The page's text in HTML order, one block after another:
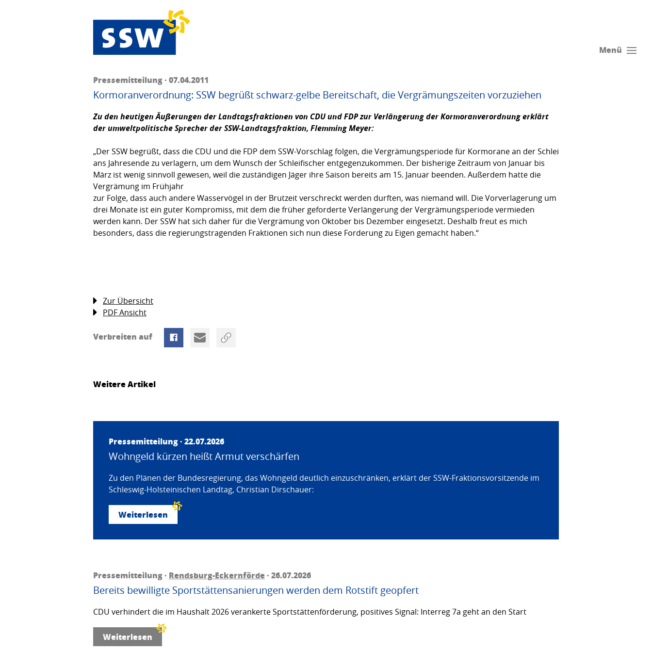
Menü
Pressemitteilung · 07.04.2011
Kormoranverordnung: SSW begrüßt schwarz-gelbe Bereitschaft, die Vergrämungszeiten vorzuziehen
Zu den heutigen Äußerungen der Landtagsfraktionen von CDU und FDP zur Verlängerung der Kormoranverordnung erklärt
der umweltpolitische Sprecher der SSW-Landtagsfraktion, Flemming Meyer:
„Der SSW begrüßt, dass die CDU und die FDP dem SSW-Vorschlag folgen, die Vergrämungsperiode für Kormorane an der Schlei
ans Jahresende zu verlagern, um dem Wunsch der Schleifischer entgegenzukommen. Der bisherige Zeitraum von Januar bis
März ist wenig sinnvoll gewesen, weil die zuständigen Jäger ihre Saison bereits am 15. Januar beenden. Außerdem hatte die
Vergrämung im Frühjahr
zur Folge, dass auch andere Wasservögel in der Brutzeit verschreckt werden durften, was niemand will. Die Vorverlagerung um
drei Monate ist ein guter Kompromiss, mit dem die früher geforderte Verlängerung der Vergrämungsperiode vermieden
werden kann. Der SSW hat sich daher für die Vergrämung von Oktober bis Dezember eingesetzt. Deshalb freut es mich
besonders, dass die regierungstragenden Fraktionen sich nun diese Forderung zu Eigen gemacht haben.“
Zur Übersicht
PDF Ansicht
Verbreiten auf
Weitere Artikel
Pressemitteilung · 22.07.2026
Wohngeld kürzen heißt Armut verschärfen
Zu den Plänen der Bundesregierung, das Wohngeld deutlich einzuschränken, erklärt der SSW-Fraktionsvorsitzende im
Schleswig-Holsteinischen Landtag, Christian Dirschauer:
Weiterlesen
Pressemitteilung · Rendsburg-Eckernförde· 26.07.2026
Bereits bewilligte Sportstättensanierungen werden dem Rotstift geopfert
CDU verhindert die im Haushalt 2026 verankerte Sportstättenförderung, positives Signal: Interreg 7a geht an den Start
Weiterlesen